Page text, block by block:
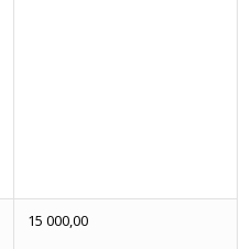
15 000,00